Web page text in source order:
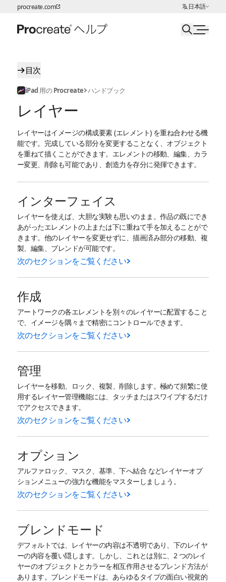
ページコンテンツへスキップ
procreate.com 日本語
言語の選択:
目次
iPad 用の Procreate ハンドブック
レイヤー
レイヤーはイメージの構成要素 (エレメント) を重ね合わせる機
能です。完成している部分を変更することなく、オブジェクト
を重ねて描くことができます。エレメントの移動、編集、カラ
ー変更、削除も可能であり、創造力を存分に発揮できます。
インターフェイス
レイヤーを使えば、大胆な実験も思いのまま。作品の既にでき
あがったエレメントの上または下に重ねて手を加えることがで
きます。他のレイヤーを変更せずに、描画済み部分の移動、複
製、編集、ブレンドが可能です。
次のセクションをご覧ください
作成
アートワークの各エレメントを別々のレイヤーに配置すること
で、イメージを隅々まで精密にコントロールできます。
次のセクションをご覧ください
管理
レイヤーを移動、ロック、複製、削除します。極めて頻繁に使
用するレイヤー管理機能には、タッチまたはスワイプするだけ
でアクセスできます。
次のセクションをご覧ください
オプション
アルファロック、マスク、基準、下へ結合 などレイヤーオプ
ションメニューの強力な機能をマスターしましょう。
次のセクションをご覧ください
ブレンドモード
デフォルトでは、レイヤーの内容は不透明であり、下のレイヤ
ーの内容を覆い隠します。しかし、これとは別に、2 つのレイ
ヤーのオブジェクトとカラーを相互作用させるブレンド方法が
あります。ブレンドモードは、あらゆるタイプの面白い視覚的